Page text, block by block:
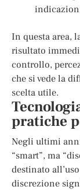
In questa area,
risultato
controllo,
che si vede la
scelta utile.
pratiche
Negli ultimi
“smart”, ma
destinato
discrezione